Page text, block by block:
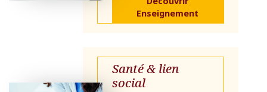
Enseignement
Santé & lien
social